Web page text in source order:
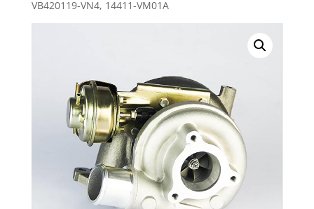
VB420119-VN4, 14411-VM01A